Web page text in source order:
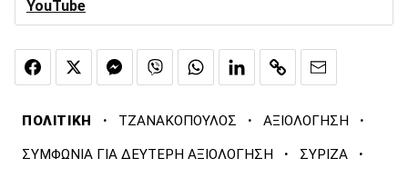
YouTube
ΠΟΛΙΤΙΚΗ · ΤΖΑΝΑΚΟΠΟΥΛΟΣ · ΑΞΙΟΛΟΓΗΣΗ ·
ΣΥΜΦΩΝΙΑ ΓΙΑ ΔΕΥΤΕΡΗ ΑΞΙΟΛΟΓΗΣΗ · ΣΥΡΙΖΑ ·